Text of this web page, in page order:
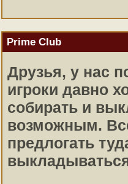
Prime Club
Друзья, у нас
игроки давно
собирать и
возможным.
предлогать